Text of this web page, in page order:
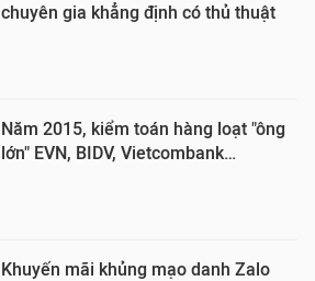
chuyên gia khẳng định có thủ thuật
Năm 2015, kiểm toán hàng loạt "ông
lớn" EVN, BIDV, Vietcombank…
Khuyến mãi khủng mạo danh Zalo